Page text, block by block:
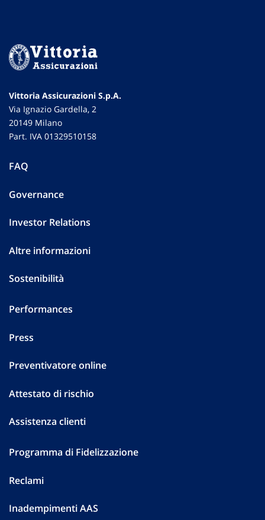
Vittoria Assicurazioni S.p.A.
Via Ignazio Gardella, 2
20149 Milano
Part. IVA 01329510158
FAQ
Governance
Investor Relations
Altre informazioni
Sostenibilità
Performances
Press
Preventivatore online
Attestato di rischio
Assistenza clienti
Programma di Fidelizzazione
Reclami
Inadempimenti AAS